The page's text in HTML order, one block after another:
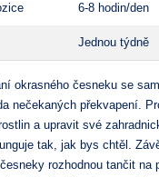
6-8 hodin/den
Jednou týdně
okrasného česneku se
nečekaných‌ překvapení.
a upravit své
⁤tak, jak‍ bys chtěl.
rozhodnou tančit na